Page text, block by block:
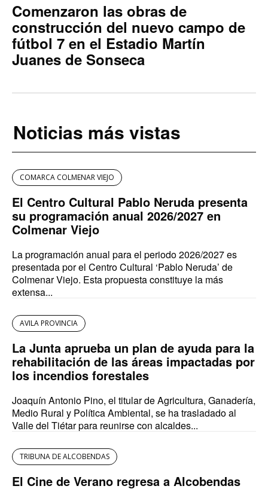
Comenzaron las obras de
construcción del nuevo campo de
fútbol 7 en el Estadio Martín
Juanes de Sonseca
Noticias más vistas
COMARCA COLMENAR VIEJO
El Centro Cultural Pablo Neruda presenta
su programación anual 2026/2027 en
Colmenar Viejo
La programación anual para el periodo 2026/2027 es
presentada por el Centro Cultural ‘Pablo Neruda’ de
Colmenar Viejo. Esta propuesta constituye la más
extensa...
AVILA PROVINCIA
La Junta aprueba un plan de ayuda para la
rehabilitación de las áreas impactadas por
los incendios forestales
Joaquín Antonio Pino, el titular de Agricultura, Ganadería,
Medio Rural y Política Ambiental, se ha trasladado al
Valle del Tiétar para reunirse con alcaldes...
TRIBUNA DE ALCOBENDAS
El Cine de Verano regresa a Alcobendas